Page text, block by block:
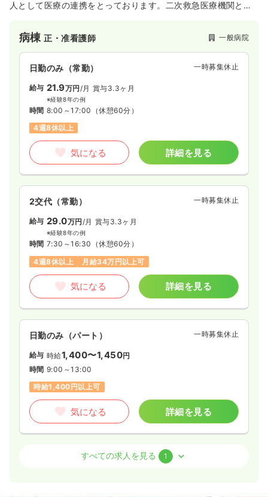
人として医療の連携をとっております。二次救急医療機関とし
病棟正・准看護師 一般病院
日勤のみ（常勤） 一時募集休止
給与 21.9万円/月 賞与3.3ヶ月
※経験8年の例
時間 8:00～17:00 （休憩60分）
4週8休以上
気になる 詳細を見る
2交代（常勤） 一時募集休止
給与 29.0万円/月 賞与3.3ヶ月
※経験8年の例
時間 7:30～16:30 （休憩60分）
4週8休以上
月給34万円以上可
気になる 詳細を見る
日勤のみ（パート） 一時募集休止
給与 時給1,400〜1,450円
時間 9:00～13:00
時給1,400円以上可
気になる 詳細を見る
正看護師 / 管理職すべての求人を見る 1